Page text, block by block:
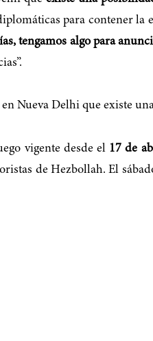
para contener la
tengamos algo para
vigente desde el 17 de
de Hezbollah. El